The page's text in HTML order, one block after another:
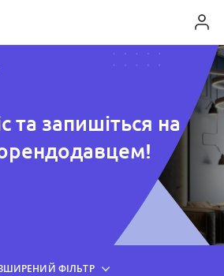
та запишіться на
ФІЛЬТР